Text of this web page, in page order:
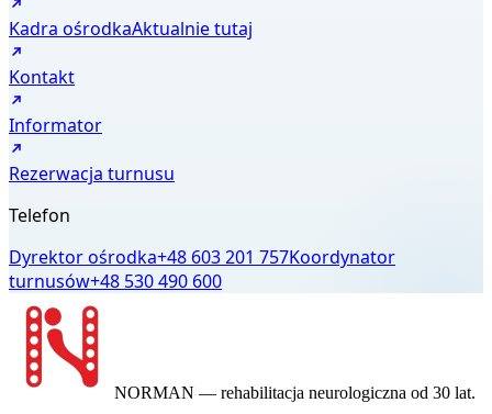
Kadra ośrodkaAktualnie tutaj
Kontakt
Informator
Rezerwacja turnusu
Telefon
Dyrektor ośrodka+48 603 201 757Koordynator
turnusów+48 530 490 600
NORMAN — rehabilitacja neurologiczna od 30 lat.